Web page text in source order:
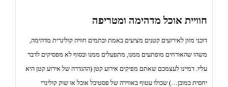
חוויית אוכל מדהימה ומטריפה
דוכני מזון לאירועים קטנים מציעים באמת ובתמים חוויה קולינרית מדהימה,
משהו שהאורחים מופתעים ממנו, מתפעלים ממנו ובסוף לא מפסיקים לדבר
עליו. דמיינו לעצמכם שאתם מפיקים אירוע קטן (ההגדרה של אירוע קטן היא
יחסית כמובן…) שכולו עטוף באווירה של פסטיבל אוכל או שוק קולינרי